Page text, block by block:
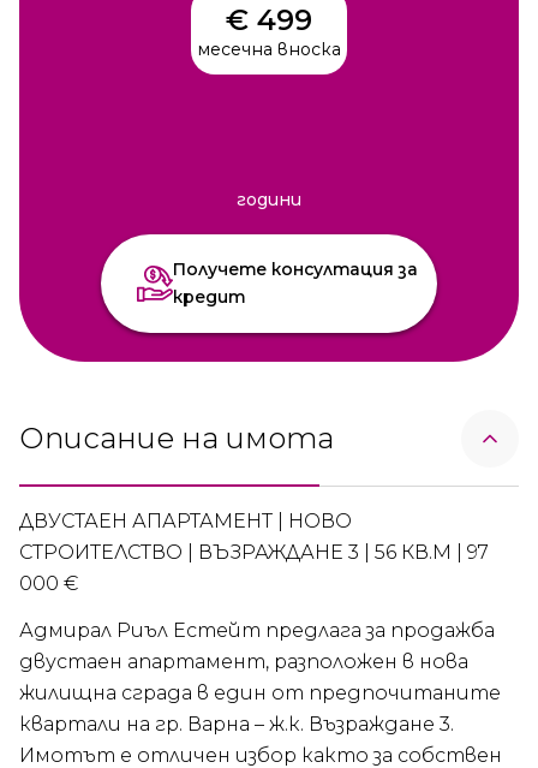
€ 499
месечна вноска
години
Получете консултация за
кредит
Описание на имота
ДВУСТАЕН АПАРТАМЕНТ | НОВО
СТРОИТЕЛСТВО | ВЪЗРАЖДАНЕ 3 | 56 КВ.М | 97
000 €
Адмирал Риъл Естейт предлага за продажба
двустаен апартамент, разположен в нова
жилищна сграда в един от предпочитаните
квартали на гр. Варна – ж.к. Възраждане 3.
Имотът е отличен избор както за собствен